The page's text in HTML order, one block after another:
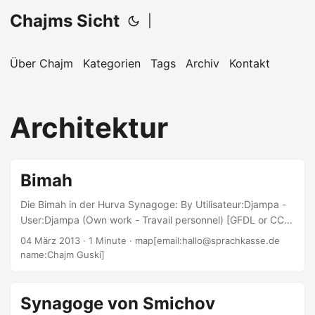
Chajms Sicht
Über Chajm Kategorien Tags Archiv Kontakt
Architektur
Bimah
Die Bimah in der Hurva Synagoge: By Utilisateur:Djampa -
User:Djampa (Own work - Travail personnel) [GFDL or CC-
BY-SA-3.0-2.5-2.0-1.0], via Wikimedia Commons Die Bimah
befindet sich in Deutschland bei nicht wenigen Syangogen
das im Bezug auf Sprachen heißt: Etwas, was so ähnlich
ausschaut, wie eine Sache, die man kennt. Also wird die
04 März 2013 · 1 Minute · map[email:hallo@sprachkasse.de
name:Chajm Guski]
Synagoge von Smichov